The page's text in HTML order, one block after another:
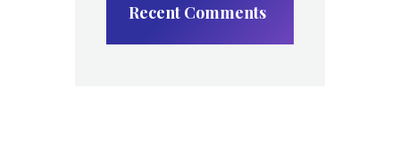
Recent Comments